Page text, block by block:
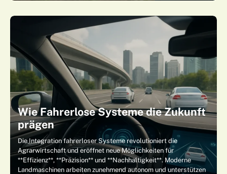
Wie Fahrerlose Systeme die Zukunft
prägen
Die Integration fahrerloser Systeme revolutioniert die
Agrarwirtschaft und eröffnet neue Möglichkeiten für
**Effizienz**, **Präzision** und **Nachhaltigkeit**. Moderne
Landmaschinen arbeiten zunehmend autonom und unterstützen